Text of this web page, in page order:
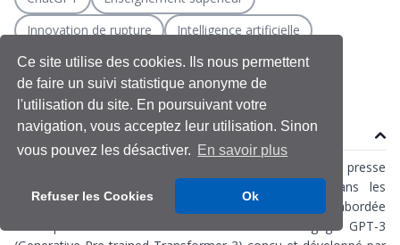
Ce site utilise des cookies. Ils nous permettent
de faire un suivi statistique anonyme de
l'utilisation du site. En poursuivant votre
navigation, vous acceptez leur utilisation. Sinon
vous pouvez les désactiver. En savoir plus
Refuser les Cookies Ok
Innovation de rupture
Intelligence artificielle
Robot conversationnel
Transformation digitale
Contenu
Cette technologie est déjà largement médiatisée dans la presse
professionnelle
et elle le sera dans les
publicationsacadémiquesde 2023. Elle est abordée
techniquement autour de son modèle de langage GPT-3